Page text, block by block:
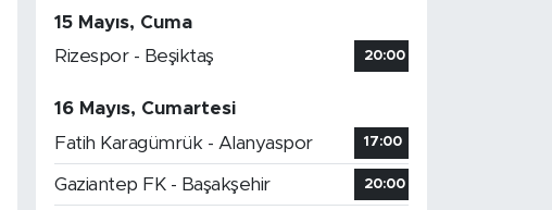
15 Mayıs, Cuma
Rizespor - Beşiktaş
20:00
16 Mayıs, Cumartesi
Fatih Karagümrük - Alanyaspor
17:00
Gaziantep FK - Başakşehir 20:00